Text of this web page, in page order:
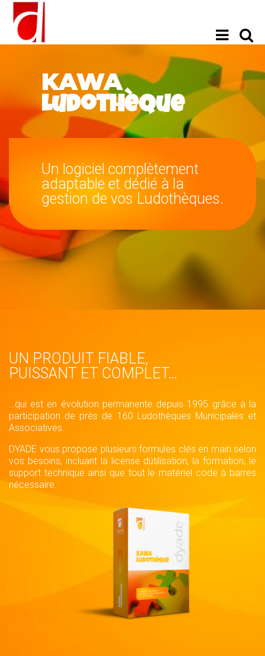
KAWA
Ludothèque
Un logiciel complètement
adaptable et dédié à la
gestion de vos Ludothèques.
UN PRODUIT FIABLE,
PUISSANT ET COMPLET…
…qui est en évolution permanente depuis 1995 grâce à la
participation de près de 160 Ludothèques Municipales et
Associatives.
DYADE vous propose plusieurs formules clés en main selon
vos besoins, incluant la license dútilisation, la formation, le
support technique ainsi que tout le matériel code à barres
nécessaire.